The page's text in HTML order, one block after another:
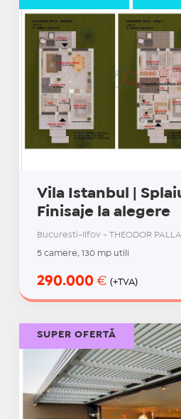
Vila Istanbul |
Finisaje la alegere
Bucuresti-Ilfov - THEODOR
5 camere, 130 mp utili
290.000 € (+TVA)
SUPER OFERTĂ